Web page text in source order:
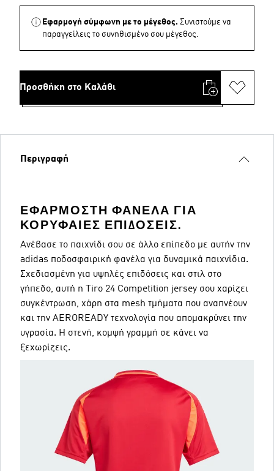
Εφαρμογή σύμφωνη με το μέγεθος. Συνιστούμε να
παραγγείλεις το συνηθισμένο σου μέγεθος.
Προσθήκη στο Καλάθι
Περιγραφή
ΕΦΑΡΜΟΣΤΉ ΦΑΝΈΛΑ ΓΙΑ
ΚΟΡΥΦΑΊΕΣ ΕΠΙΔΌΣΕΙΣ.
Ανέβασε το παιχνίδι σου σε άλλο επίπεδο με αυτήν την
adidas ποδοσφαιρική φανέλα για δυναμικά παιχνίδια.
Σχεδιασμένη για υψηλές επιδόσεις και στιλ στο
γήπεδο, αυτή η Tiro 24 Competition jersey σου χαρίζει
συγκέντρωση, χάρη στα mesh τμήματα που αναπνέουν
και την AEROREADY τεχνολογία που απομακρύνει την
υγρασία. Η στενή, κομψή γραμμή σε κάνει να
ξεχωρίζεις.